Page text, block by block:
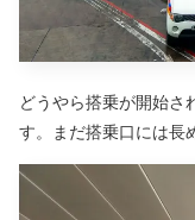
どうやら搭乗が開始さ
す。まだ搭乗口には長